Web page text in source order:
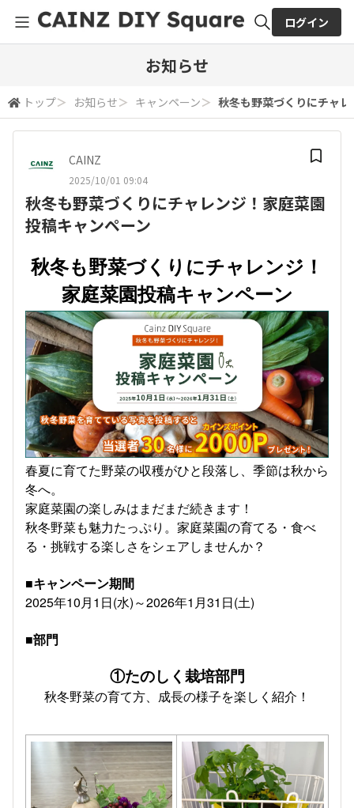
検索
ログイン
お知らせ
トップ＞ お知らせ＞ キャンペーン＞ 秋冬も野菜づくりにチャ
CAINZ
2025/10/01 09:04
秋冬も野菜づくりにチャレンジ！家庭菜園
投稿キャンペーン
秋冬も野菜づくりにチャレンジ！
家庭菜園投稿キャンペーン
春夏に育てた野菜の収穫がひと段落し、季節は秋から
冬へ。
家庭菜園の楽しみはまだまだ続きます！
秋冬野菜も魅力たっぷり。家庭菜園の育てる・食べ
る・挑戦する楽しさをシェアしませんか？
■キャンペーン期間
2025年10月1日(水)～2026年1月31日(土)
■部門
①たのしく栽培部門
秋冬野菜の育て方、成長の様子を楽しく紹介！